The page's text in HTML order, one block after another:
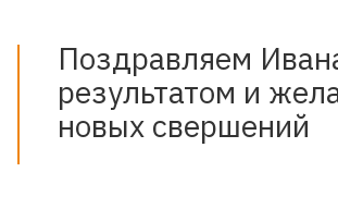
Поздравляем
результатом и
новых свершений